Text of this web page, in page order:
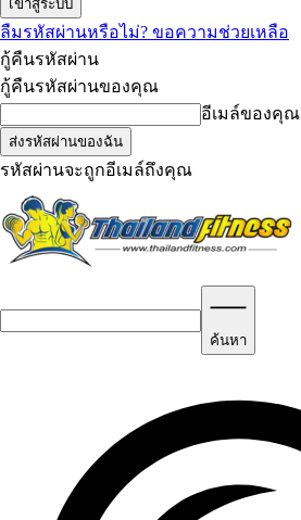
ลืมรหัสผ่านหรือไม่? ขอความช่วยเหลือ
กู้คืนรหัสผ่าน
กู้คืนรหัสผ่านของคุณ
อีเมล์ของคุณ
รหัสผ่านจะถูกอีเมล์ถึงคุณ
ค้นหา